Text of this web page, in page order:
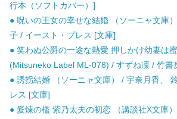
行本（ソフトカバー）]
● 呪いの王女の幸せな結婚 （ソーニャ文庫
子 / イースト・プレス [文庫]
● 笑わぬ公爵の一途な熱愛 押しかけ幼妻は
(Mitsuneko Label ML-078) / すずね凜 / 竹書
● 誘拐結婚 （ソーニャ文庫） / 宇奈月香、
レス [文庫]
● 愛煉の檻 紫乃太夫の初恋 （講談社X文庫